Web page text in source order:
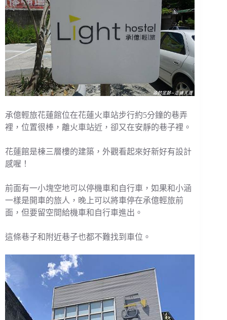
承億輕旅花蓮館位在花蓮火車站步行約5分鐘的巷弄
裡，位置很棒，離火車站近，卻又在安靜的巷子裡。
花蓮館是棟三層樓的建築，外觀看起來好新好有設計
感喔！
前面有一小塊空地可以停機車和自行車，如果和小涵
一樣是開車的旅人，晚上可以將車停在承億輕旅前
面，但要留空間給機車和自行車進出。
這條巷子和附近巷子也都不難找到車位。